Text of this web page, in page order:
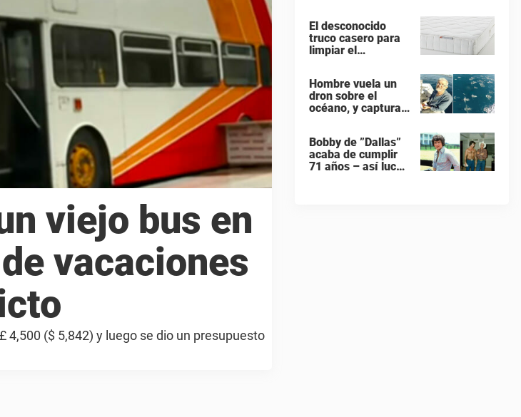
viejo bus en
vacaciones
4,500 ($ 5,842) y luego se dio un presupuesto
quitarse la venda
El desconocido
truco casero para
limpiar el
todos tiene en la
cocina
Hombre vuela un
dron sobre el
océano, y captura
migración
Bobby de ”Dallas”
acaba de cumplir
71 años – así luce